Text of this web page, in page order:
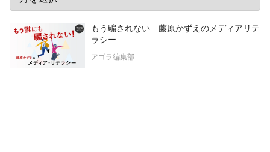
もう騙されない 藤原かずえのメディアリテ
ラシー
アゴラ編集部